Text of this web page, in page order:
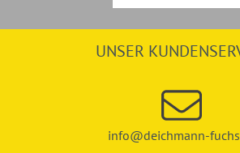
UNSER
info@deichmann-